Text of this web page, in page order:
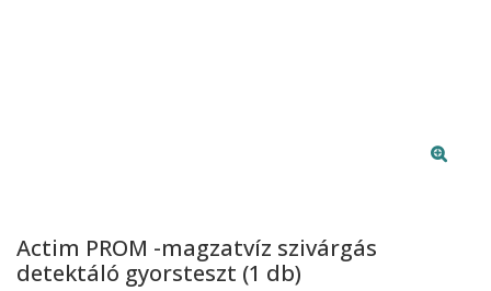
Actim PROM -magzatvíz szivárgás
detektáló gyorsteszt (1 db)